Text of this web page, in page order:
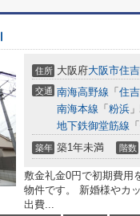
住所 大阪府大阪市住
交通 南海高野線 「 住
南海本線 「 粉浜
地下鉄御堂筋線 「
築年 築1年未満 階数
敷金礼金0円で初期費用
物件です。 新婚様やカ
出費...